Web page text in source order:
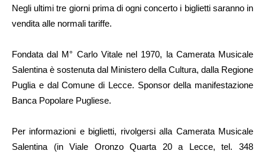
Negli ultimi tre giorni prima di ogni concerto i biglietti saranno in
vendita alle normali tariffe.
Fondata dal M° Carlo Vitale nel 1970, la Camerata Musicale
Salentina è sostenuta dal Ministero della Cultura, dalla Regione
Puglia e dal Comune di Lecce. Sponsor della manifestazione
Banca Popolare Pugliese.
Per informazioni e biglietti, rivolgersi alla Camerata Musicale
Salentina (in Viale Oronzo Quarta 20 a Lecce, tel. 348